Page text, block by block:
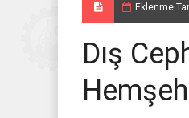
Eklenme
Dış